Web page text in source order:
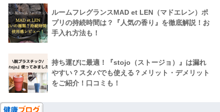
ルームフレグランスMAD et LEN（マドエレン）ポ
プリの持続時間は？『人気の香り』を徹底解説！お
手入れ方法も！
持ち運びに最適！『stojo（ストージョ）』は漏れ
やすい？スタバでも使える？メリット・デメリット
をご紹介！口コミも！